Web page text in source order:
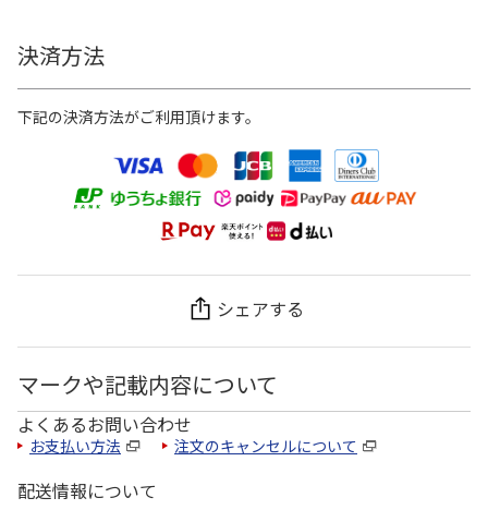
決済方法
下記の決済方法がご利用頂けます。
シェアする
マークや記載内容について
よくあるお問い合わせ
お支払い方法 注文のキャンセルについて
配送情報について